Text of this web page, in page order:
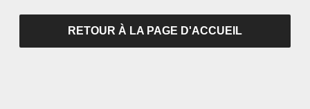
RETOUR À LA PAGE D'ACCUEIL